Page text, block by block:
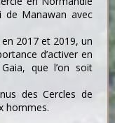
Manawan avec
2017 et 2019, un
d’activer en
que l’on soit
des Cercles de
hommes.